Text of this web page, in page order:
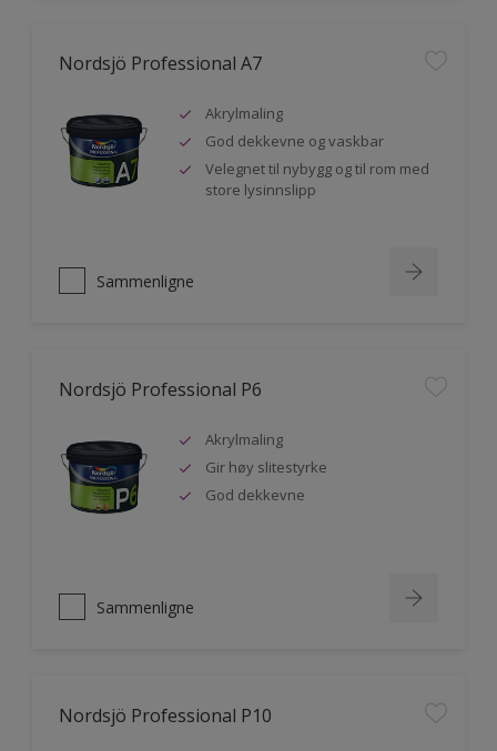
Nordsjö Professional A7
Akrylmaling
God dekkevne og vaskbar
Velegnet til nybygg og til rom med
store lysinnslipp
Sammenligne
Nordsjö Professional P6
Akrylmaling
Gir høy slitestyrke
God dekkevne
Sammenligne
Nordsjö Professional P10